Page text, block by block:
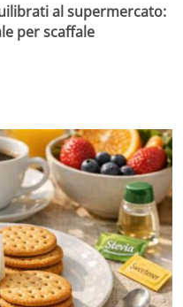
al supermercato:
per scaffale